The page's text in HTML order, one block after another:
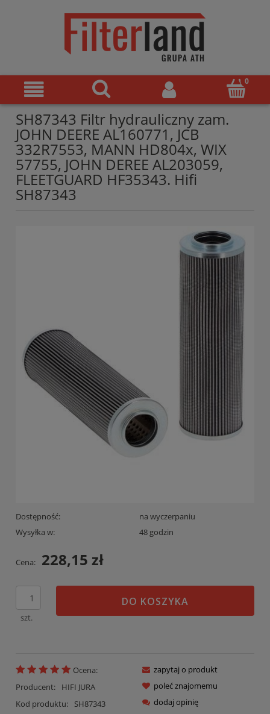
SH87343 Filtr hydrauliczny zam.
JOHN DEERE AL160771, JCB
332R7553, MANN HD804x, WIX
57755, JOHN DEREE AL203059,
FLEETGUARD HF35343. Hifi
SH87343
Dostępność:
na wyczerpaniu
Wysyłka w:
48 godzin
Cena: 228,15 zł
szt.
DO KOSZYKA
Ocena:
Producent:
HIFI JURA
Kod produktu:
SH87343
zapytaj o produkt
poleć znajomemu
dodaj opinię